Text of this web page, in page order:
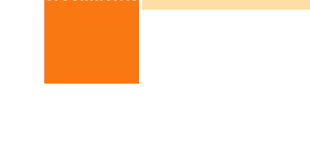
Abre esta plantilla y agrega contenido para personalizar este